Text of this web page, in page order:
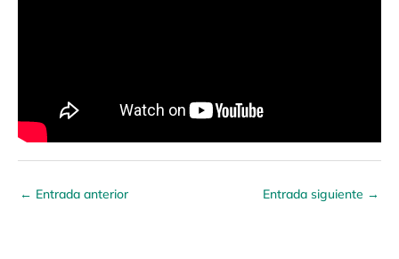
← Entrada anterior Entrada siguiente →